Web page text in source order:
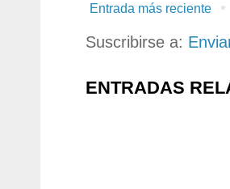
Entrada más reciente
Suscribirse a:
ENTRADAS